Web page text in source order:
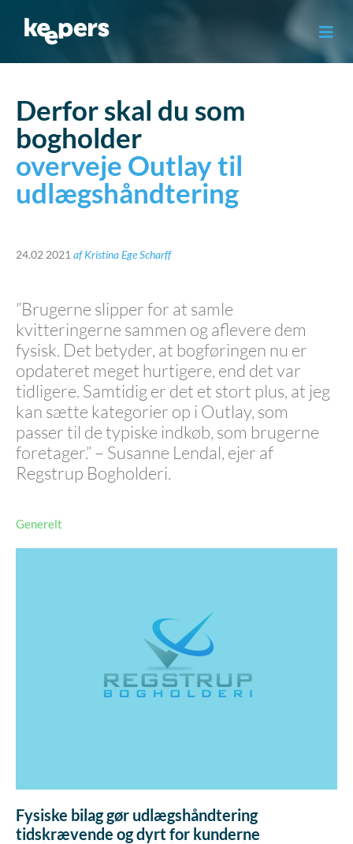
indholdet
Derfor skal du som
bogholder
overveje Outlay til
udlægshåndtering
24.02 2021 afKristina Ege Scharff
”Brugerne slipper for at samle
kvitteringerne sammen og aflevere dem
fysisk. Det betyder, at bogføringen nu er
opdateret meget hurtigere, end det var
tidligere. Samtidig er det et stort plus, at jeg
kan sætte kategorier op i Outlay, som
passer til de typiske indkøb, som brugerne
foretager.” – Susanne Lendal, ejer af
Regstrup Bogholderi.
Generelt
Fysiske bilag gør udlægshåndtering
tidskrævende og dyrt for kunderne